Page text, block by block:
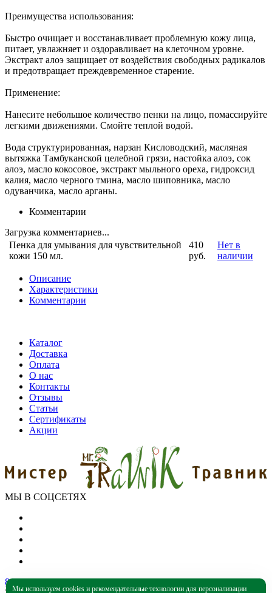
Преимущества использования:
Быстро очищает и восстанавливает проблемную кожу лица,
питает, увлажняет и оздоравливает на клеточном уровне.
Экстракт алоэ защищает от воздействия свободных радикалов
и предотвращает преждевременное старение.
Применение:
Нанесите небольшое количество пенки на лицо, помассируйте
легкими движениями. Смойте теплой водой.
Вода структурированная, нарзан Кисловодский, масляная
вытяжка Тамбуканской целебной грязи, настойка алоэ, сок
алоэ, масло кокосовое, экстракт мыльного ореха, гидроксид
калия, масло черного тмина, масло шиповника, масло
одуванчика, масло арганы.
Комментарии
Загрузка комментариев...
Пенка для умывания для чувствительной
кожи 150 мл.
410
руб.
Нет в
наличии
Описание
Характеристики
Комментарии
Каталог
Доставка
Оплата
О нас
Контакты
Отзывы
Статьи
Сертификаты
Акции
МЫ В СОЦСЕТЯХ
8 (800) 550-39-79
Мы используем cookies и рекомендательные технологии для персонализации